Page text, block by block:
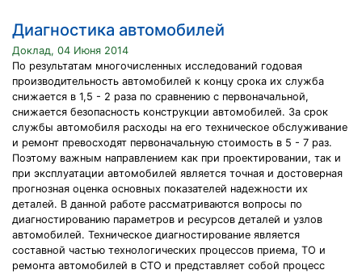
Диагностика автомобилей
Доклад, 04 Июня 2014
По результатам многочисленных исследований годовая
производительность автомобилей к концу срока их служба
снижается в 1,5 - 2 раза по сравнению с первоначальной,
снижается безопасность конструкции автомобилей. За срок
службы автомобиля расходы на его техническое обслуживание
и ремонт превосходят первоначальную стоимость в 5 - 7 раз.
Поэтому важным направлением как при проектировании, так и
при эксплуатации автомобилей является точная и достоверная
прогнозная оценка основных показателей надежности их
деталей. В данной работе рассматриваются вопросы по
диагностированию параметров и ресурсов деталей и узлов
автомобилей. Техническое диагностирование является
составной частью технологических процессов приема, ТО и
ремонта автомобилей в СТО и представляет собой процесс